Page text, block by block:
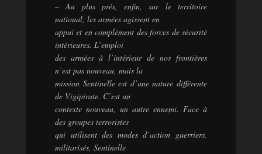
– Au plus près, enfin, sur le territoire
national, les armées agissent en
appui et en complément des forces de sécurité
intérieures. L’emploi
des armées à l’intérieur de nos frontières
n’est pas nouveau, mais la
mission Sentinelle est d’une nature différente
de Vigipirate. C’est un
contexte nouveau, un autre ennemi. Face à
des groupes terroristes
qui utilisent des modes d’action guerriers,
militarisés, Sentinelle